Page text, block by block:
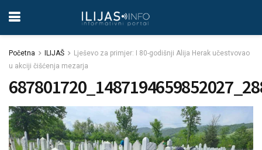
Početna ILIJAŠ
Lješevo za primjer: I 80-godišnji Alija Herak učestvovao
u akciji čišćenja mezarja